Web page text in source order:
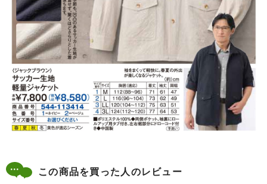
この商品を買った人のレビュー